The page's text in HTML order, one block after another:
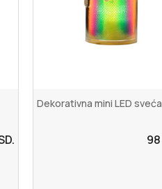
Dekorativna mini LED sveća
98